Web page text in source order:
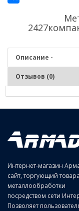
Описание -
Отзывов (0)
Нарезание и
заготовках изделиях
твердости, цветных
Для глухих отверстий.
Интернет-магазин
сайт, торгующий
металлообработки
посредством сети
Позволяет